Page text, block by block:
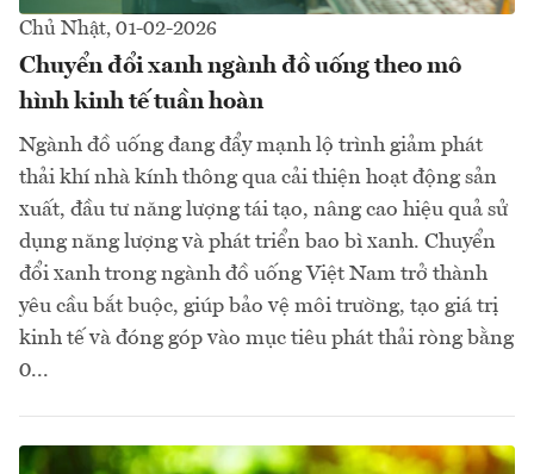
Chủ Nhật, 01-02-2026
Chuyển đổi xanh ngành đồ uống theo mô
hình kinh tế tuần hoàn
Ngành đồ uống đang đẩy mạnh lộ trình giảm phát
thải khí nhà kính thông qua cải thiện hoạt động sản
xuất, đầu tư năng lượng tái tạo, nâng cao hiệu quả sử
dụng năng lượng và phát triển bao bì xanh. Chuyển
đổi xanh trong ngành đồ uống Việt Nam trở thành
yêu cầu bắt buộc, giúp bảo vệ môi trường, tạo giá trị
kinh tế và đóng góp vào mục tiêu phát thải ròng bằng
0...